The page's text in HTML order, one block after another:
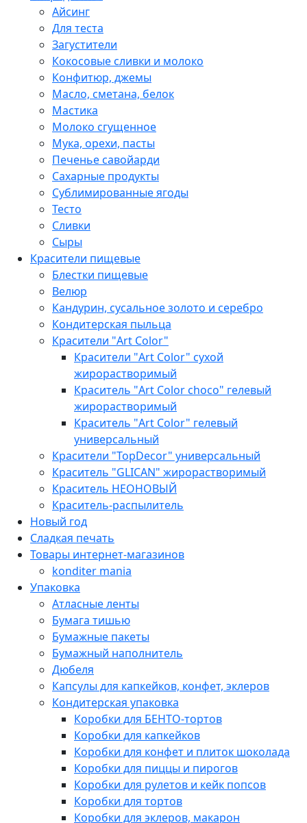
Айсинг
Для теста
Загустители
Кокосовые сливки и молоко
Конфитюр, джемы
Масло, сметана, белок
Мастика
Молоко сгущенное
Мука, орехи, пасты
Печенье савойарди
Сахарные продукты
Сублимированные ягоды
Тесто
Сливки
Сыры
Красители пищевые
Блестки пищевые
Велюр
Кандурин, сусальное золото и серебро
Кондитерская пыльца
Красители "Art Color​"
Красители "Art Color​" сухой
жирорастворимый
Краситель "Art Color​ choco" гелевый
жирорастворимый
Краситель "Art Color​" гелевый
универсальный
Красители "TopDecor" универсальный
Краситель "GLICAN" жирорастворимый
Краситель НЕОНОВЫЙ
Краситель-распылитель
Новый год
Сладкая печать
Товары интернет-магазинов
konditer mania
Упаковка
Атласные ленты
Бумага тишью
Бумажные пакеты
Бумажный наполнитель
Дюбеля
Капсулы для капкейков, конфет, эклеров
Кондитерская упаковка
Коробки для БЕНТО-тортов
Коробки для капкейков
Коробки для конфет и плиток шоколада
Коробки для пиццы и пирогов
Коробки для рулетов и кейк попсов
Коробки для тортов
Коробки для эклеров, макарон